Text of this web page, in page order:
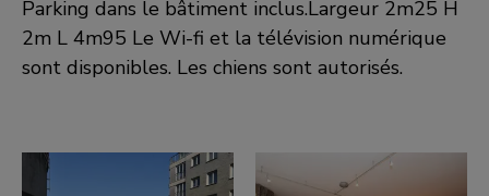
Parking dans le bâtiment inclus.Largeur 2m25 H
2m L 4m95 Le Wi-fi et la télévision numérique
sont disponibles. Les chiens sont autorisés.